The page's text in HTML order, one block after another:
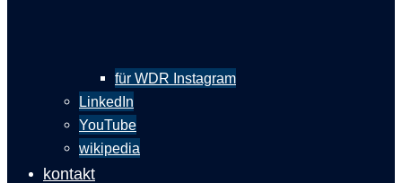
für WDR Instagram
LinkedIn
YouTube
wikipedia
kontakt